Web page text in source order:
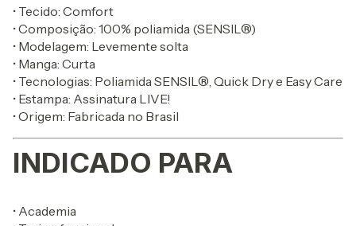
• Tecido: Comfort
• Composição: 100% poliamida (SENSIL®)
• Modelagem: Levemente solta
• Manga: Curta
• Tecnologias: Poliamida SENSIL®, Quick Dry e Easy Care
• Estampa: Assinatura LIVE!
• Origem: Fabricada no Brasil
INDICADO PARA
• Academia